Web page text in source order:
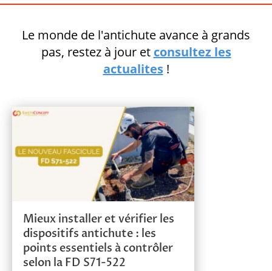
Le monde de l'antichute avance à grands
pas, restez à jour et consultez les
actualites!
Mieux installer et vérifier les
dispositifs antichute : les
points essentiels à contrôler
selon la FD S71-522